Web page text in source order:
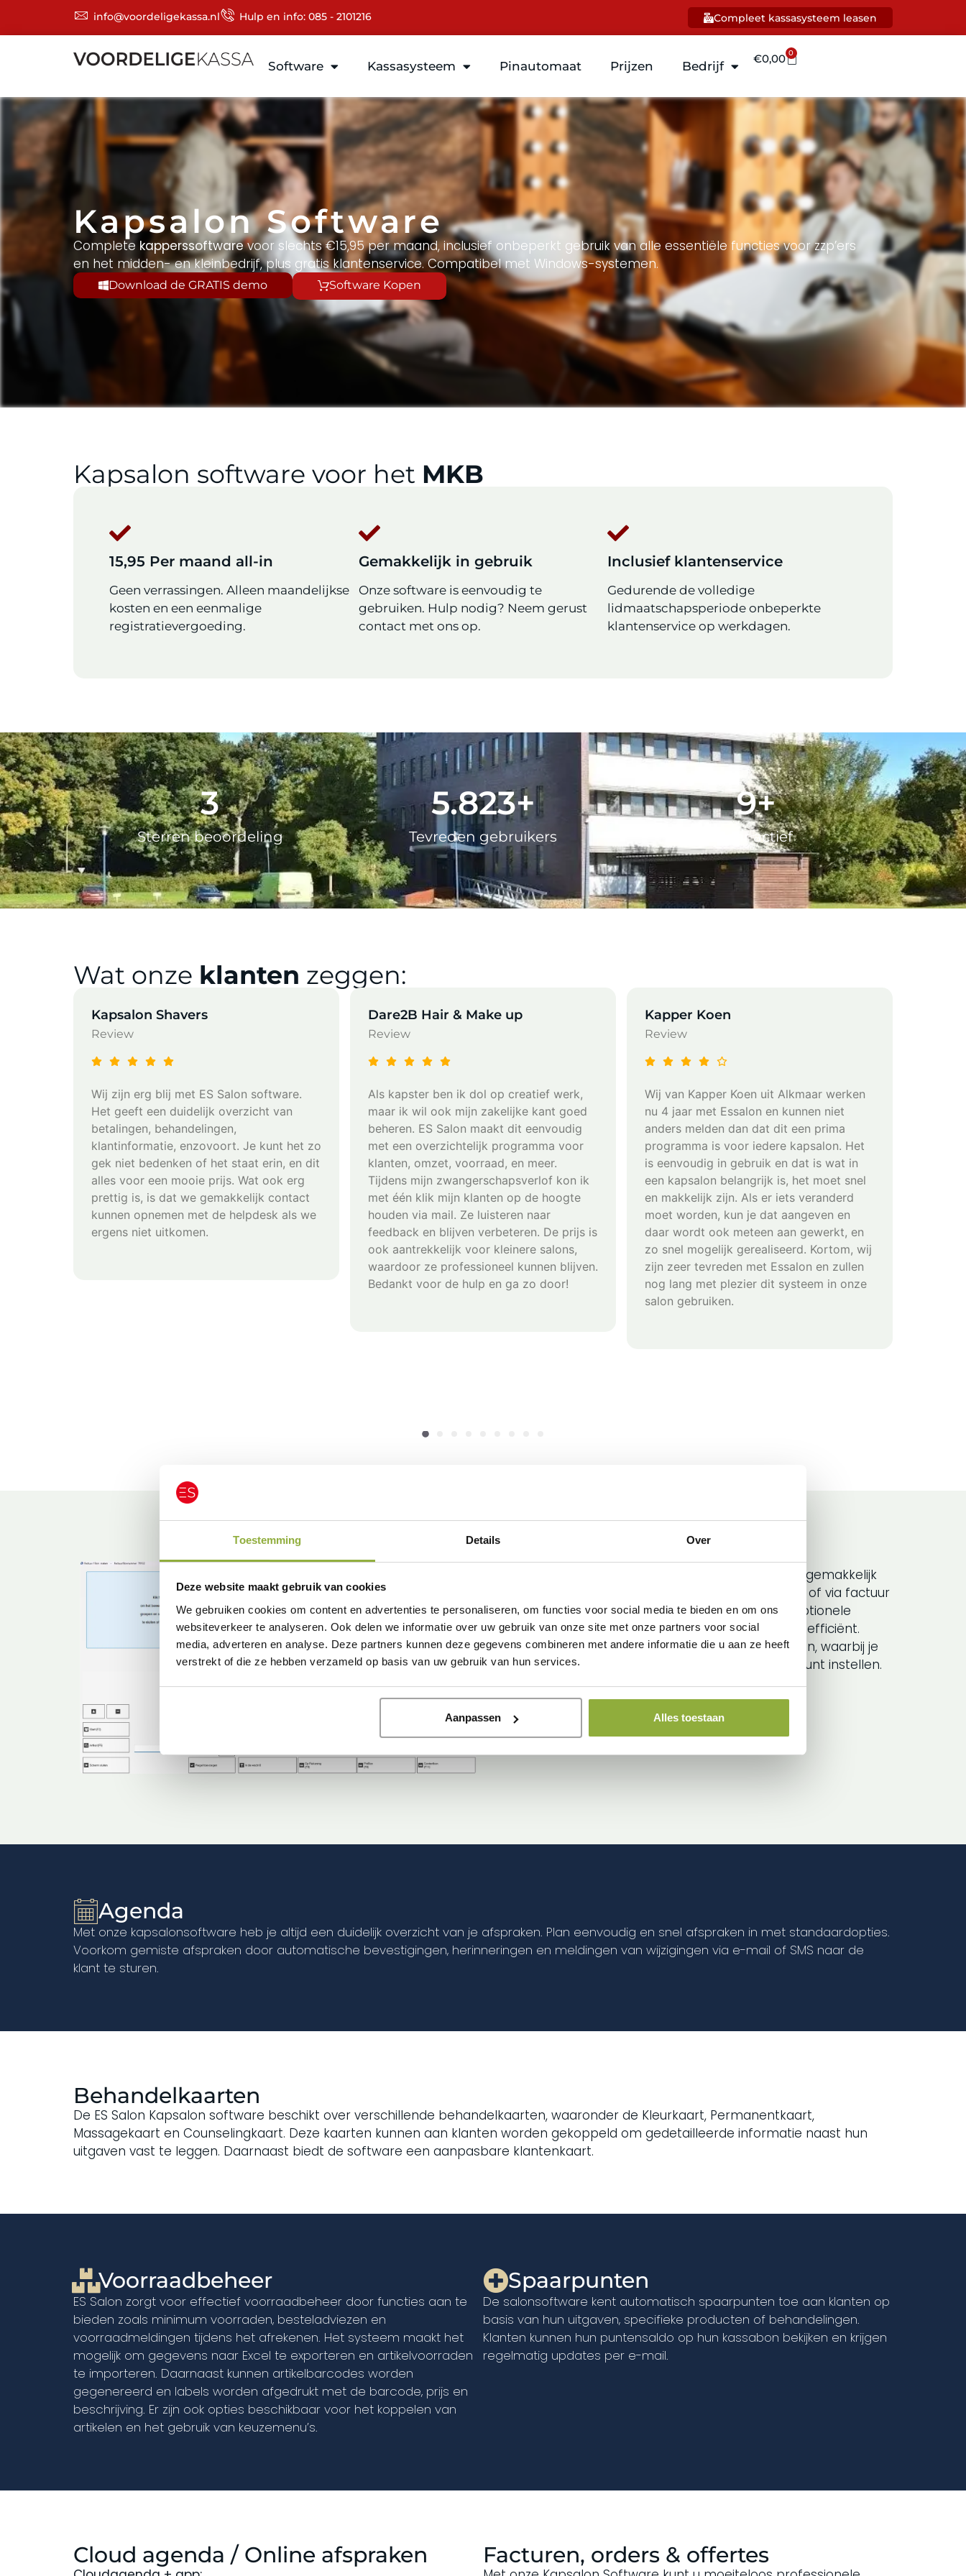
Toestemming Details Over
Deze website maakt gebruik van cookies
We gebruiken cookies om content en advertenties te personaliseren, om functies voor social media te bieden en om ons
websiteverkeer te analyseren. Ook delen we informatie over uw gebruik van onze site met onze partners voor social
media, adverteren en analyse. Deze partners kunnen deze gegevens combineren met andere informatie die u aan ze heeft
verstrekt of die ze hebben verzameld op basis van uw gebruik van hun services.
Aanpassen Alles toestaan
info@voordeligekassa.nl Hulp en info: 085 - 2101216 Compleet kassasysteem leasen
Software Kassasysteem Pinautomaat Prijzen Bedrijf
€0,00 0
Kapsalon Software
Complete kapperssoftwarevoor slechts €15,95 per maand, inclusief onbeperkt gebruik van alle essentiële functies voor zzp’ers
en het midden- en kleinbedrijf, plus gratis klantenservice. Compatibel met Windows-systemen.
Download de GRATIS demo Software Kopen
Kapsalon software voor het MKB
15,95 Per maand all-in
Geen verrassingen. Alleen maandelijkse
kosten en een eenmalige
registratievergoeding.
Gemakkelijk in gebruik
Onze software is eenvoudig te
gebruiken. Hulp nodig? Neem gerust
contact met ons op.
Inclusief klantenservice
Gedurende de volledige
lidmaatschapsperiode onbeperkte
klantenservice op werkdagen.
Sterren beoordeling
5
Tevreden gebruikers
9.000+
Jaar actief
15+
Wat onze klanten zeggen:
Kapsalon Shavers
Review
Wij zijn erg blij met ES Salon software.
Het geeft een duidelijk overzicht van
betalingen, behandelingen,
klantinformatie, enzovoort. Je kunt het zo
gek niet bedenken of het staat erin, en dit
alles voor een mooie prijs. Wat ook erg
prettig is, is dat we gemakkelijk contact
kunnen opnemen met de helpdesk als we
ergens niet uitkomen.
Dare2B Hair & Make up
Review
Als kapster ben ik dol op creatief werk,
maar ik wil ook mijn zakelijke kant goed
beheren. ES Salon maakt dit eenvoudig
met een overzichtelijk programma voor
klanten, omzet, voorraad, en meer.
Tijdens mijn zwangerschapsverlof kon ik
met één klik mijn klanten op de hoogte
houden via mail. Ze luisteren naar
feedback en blijven verbeteren. De prijs is
ook aantrekkelijk voor kleinere salons,
waardoor ze professioneel kunnen blijven.
Bedankt voor de hulp en ga zo door!
Kapper Koen
Review
Wij van Kapper Koen uit Alkmaar werken
nu 4 jaar met Essalon en kunnen niet
anders melden dan dat dit een prima
programma is voor iedere kapsalon. Het
is eenvoudig in gebruik en dat is wat in
een kapsalon belangrijk is, het moet snel
en makkelijk zijn. Als er iets veranderd
moet worden, kun je dat aangeven en
daar wordt ook meteen aan gewerkt, en
zo snel mogelijk gerealiseerd. Kortom, wij
zijn zeer tevreden met Essalon en zullen
nog lang met plezier dit systeem in onze
salon gebruiken.
Het Kassa venster
Met de kassafunctie in onze kapperssoftware kun je gemakkelijk
betalingen afhandelen, of dit nu contant, per pinpas of via factuur
is. Door gebruik te maken van sneltoetsen en een optionele
barcodescanner wordt het afrekenproces bijzonder efficiënt.
Daarnaast is het mogelijk om kortingen toe te passen, waarbij je
zowel vaste als variabele kortingen via sneltoetsen kunt instellen.
Agenda
Met onze kapsalonsoftware heb je altijd een duidelijk overzicht van je afspraken. Plan eenvoudig en snel afspraken in met standaardopties.
Voorkom gemiste afspraken door automatische bevestigingen, herinneringen en meldingen van wijzigingen via e-mail of SMS naar de
klant te sturen.
Behandelkaarten
De ES Salon Kapsalon software beschikt over verschillende behandelkaarten, waaronder de Kleurkaart, Permanentkaart,
Massagekaart en Counselingkaart. Deze kaarten kunnen aan klanten worden gekoppeld om gedetailleerde informatie naast hun
uitgaven vast te leggen. Daarnaast biedt de software een aanpasbare klantenkaart.
Spaarpunten
De salonsoftware kent automatisch spaarpunten toe aan klanten op
basis van hun uitgaven, specifieke producten of behandelingen.
Klanten kunnen hun puntensaldo op hun kassabon bekijken en krijgen
regelmatig updates per e-mail.
Voorraadbeheer
ES Salon zorgt voor effectief voorraadbeheer door functies aan te
bieden zoals minimum voorraden, besteladviezen en
voorraadmeldingen tijdens het afrekenen. Het systeem maakt het
mogelijk om gegevens naar Excel te exporteren en artikelvoorraden
te importeren. Daarnaast kunnen artikelbarcodes worden
gegenereerd en labels worden afgedrukt met de barcode, prijs en
beschrijving. Er zijn ook opties beschikbaar voor het koppelen van
artikelen en het gebruik van keuzemenu’s.
Cloud agenda / Online afspraken Facturen, orders & offertes